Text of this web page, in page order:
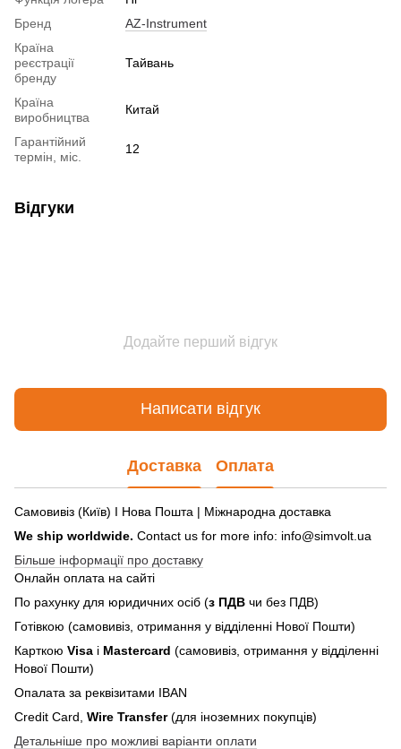
Бренд
AZ-Instrument
Країна
реєстрації
бренду
Тайвань
Країна
виробництва
Китай
Гарантійний
термін, міс.
12
Відгуки
Додайте перший відгук
Написати відгук
Доставка Оплата
Самовивіз (Київ) І Нова Пошта | Міжнародна доставка
We ship worldwide. Contact us for more info: info@simvolt.ua
Більше інформації про доставку
Онлайн оплата на сайті
По рахунку для юридичних осіб (з ПДВ чи без ПДВ)
Готівкою (самовивіз, отримання у відділенні Нової Пошти)
Карткою Visa і Mastercard (самовивіз, отримання у відділенні
Нової Пошти)
Опалата за реквізитами IBAN
Credit Card, Wire Transfer(для іноземних покупців)
Детальніше про можливі варіанти оплати